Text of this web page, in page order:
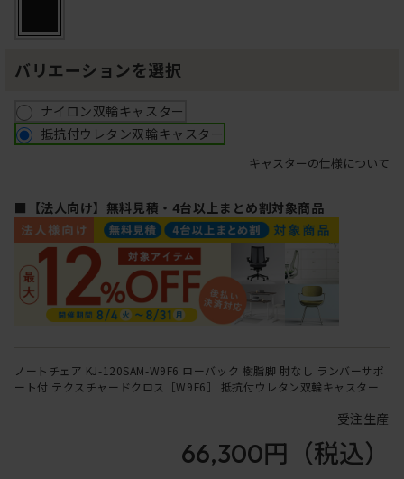
バリエーションを選択
ナイロン双輪キャスター
抵抗付ウレタン双輪キャスター
キャスターの仕様について
■【法人向け】無料見積・4台以上まとめ割対象商品
ノートチェア KJ-120SAM-W9F6 ローバック 樹脂脚 肘なし ランバーサポ
ート付 テクスチャードクロス［W9F6］ 抵抗付ウレタン双輪キャスター
受注生産
66,300円 （税込）